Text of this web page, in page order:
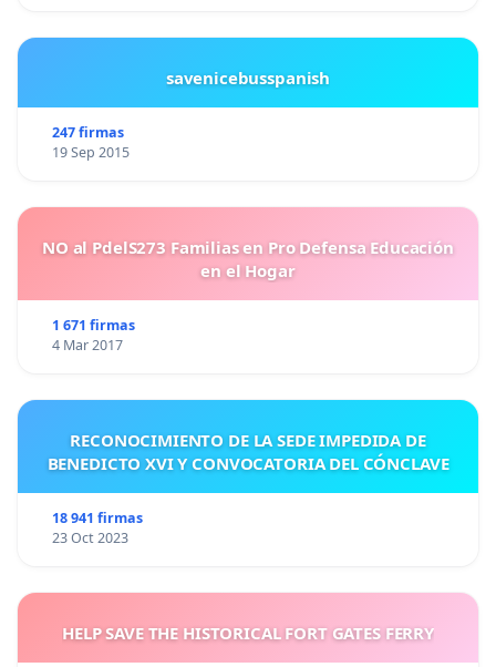
savenicebusspanish
247 firmas
19 Sep 2015
NO al PdelS273 Familias en Pro Defensa Educación
en el Hogar
1 671 firmas
4 Mar 2017
RECONOCIMIENTO DE LA SEDE IMPEDIDA DE
BENEDICTO XVI Y CONVOCATORIA DEL CÓNCLAVE
18 941 firmas
23 Oct 2023
HELP SAVE THE HISTORICAL FORT GATES FERRY